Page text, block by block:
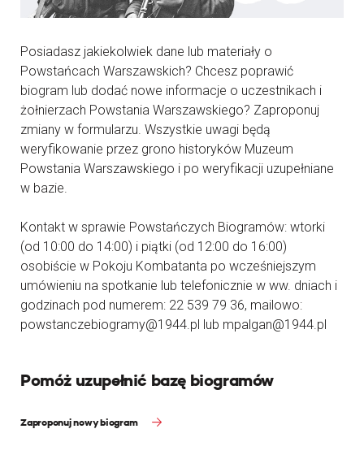
Posiadasz jakiekolwiek dane lub materiały o
Powstańcach Warszawskich? Chcesz poprawić
biogram lub dodać nowe informacje o uczestnikach i
żołnierzach Powstania Warszawskiego? Zaproponuj
zmiany w formularzu. Wszystkie uwagi będą
weryfikowanie przez grono historyków Muzeum
Powstania Warszawskiego i po weryfikacji uzupełniane
w bazie.
Kontakt w sprawie Powstańczych Biogramów: wtorki
(od 10:00 do 14:00) i piątki (od 12:00 do 16:00)
osobiście w Pokoju Kombatanta po wcześniejszym
umówieniu na spotkanie lub telefonicznie w ww. dniach i
godzinach pod numerem: 22 539 79 36, mailowo:
powstanczebiogramy@1944.pl lub mpalgan@1944.pl
Pomóż uzupełnić bazę biogramów
Zaproponuj nowy biogram